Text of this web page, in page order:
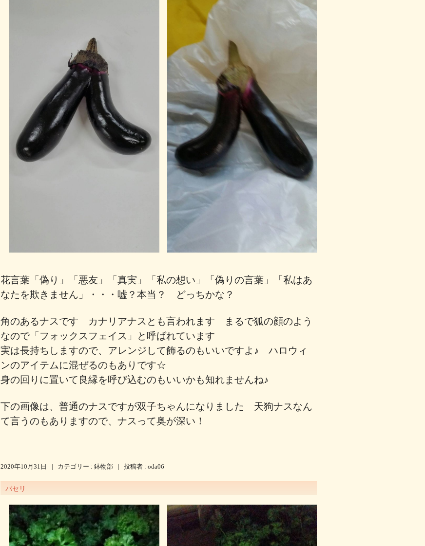
花言葉「偽り」「悪友」「真実」「私の想い」「偽りの言葉」「私はあ
なたを欺きません」・・・嘘？本当？ どっちかな？
角のあるナスです カナリアナスとも言われます まるで狐の顔のよう
なので「フォックスフェイス」と呼ばれています
実は長持ちしますので、アレンジして飾るのもいいですよ♪ ハロウィ
ンのアイテムに混ぜるのもありです☆
身の回りに置いて良縁を呼び込むのもいいかも知れませんね♪
下の画像は、普通のナスですが双子ちゃんになりました 天狗ナスなん
て言うのもありますので、ナスって奥が深い！
2020年10月31日 | カテゴリー : 鉢物部 | 投稿者 : oda06
パセリ